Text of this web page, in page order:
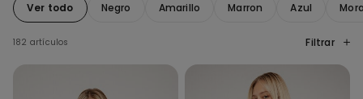
Ver todo Negro Amarillo Marron Azul
182 artículos Filtrar